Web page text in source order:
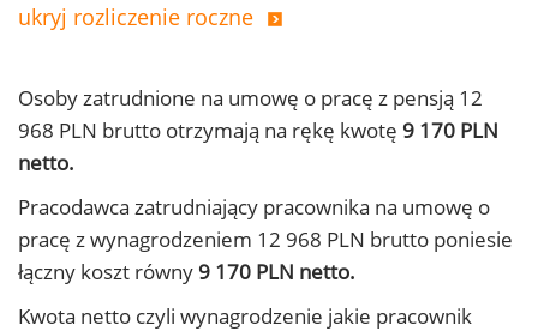
ukryj rozliczenie roczne
Osoby zatrudnione na umowę o pracę z pensją 12
968 PLN brutto otrzymają na rękę kwotę 9 170 PLN
netto.
Pracodawca zatrudniający pracownika na umowę o
pracę z wynagrodzeniem 12 968 PLN brutto poniesie
łączny koszt równy 9 170 PLN netto.
Kwota netto czyli wynagrodzenie jakie pracownik